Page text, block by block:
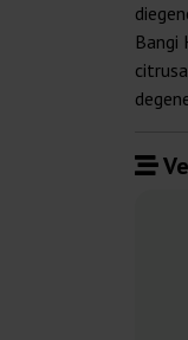
Bangi